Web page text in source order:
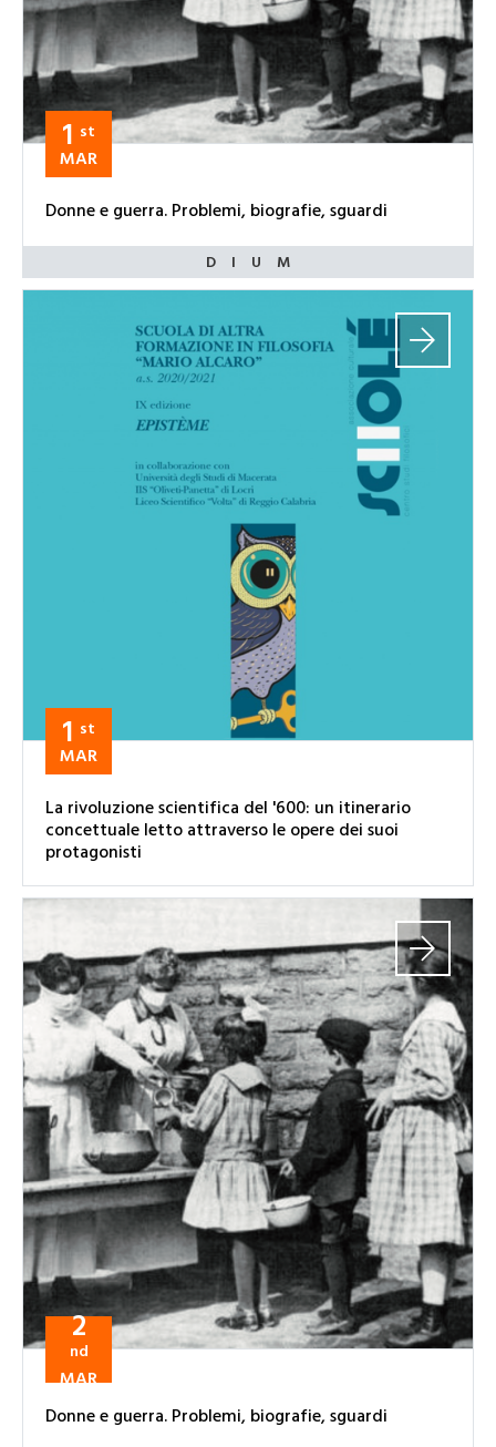
1 st
MAR
Donne e guerra. Problemi, biografie, sguardi
1 st
MAR
La rivoluzione scientifica del '600: un itinerario
concettuale letto attraverso le opere dei suoi
protagonisti
2
nd
MAR
Donne e guerra. Problemi, biografie, sguardi